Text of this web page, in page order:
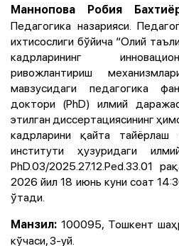
Маннопова Робия
Педагогика назарияси.
ихтисослиги бўйича “Олий
кадрларининг
ривожлантириш
мавзусидаги педагогика
доктори (PhD) илмий
этилган диссертациясининг
кадрларини қайта
институти ҳузуридаги
PhD.03/2025.27.12.Ped.33.01
2026 йил 18 июнь куни соат
ўтади.
Манзил: 100095, Тошкент
кўчаси, 3-уй.